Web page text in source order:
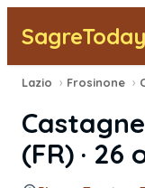
SagreToday
Segnala una sagra
Tutte le Sagre
Lazio › Frosinone ›
(FR) · 26